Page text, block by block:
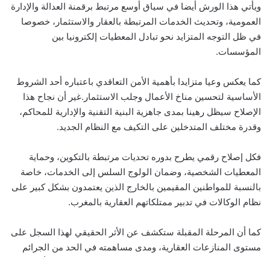
ويأتي هذا الورش أيضا في سياق أوسع مرتبط برقمنة العدالة والإدارة
العمومية، وتحديث الخدمات المرتبطة بالعقار والاستثمار، خصوصا
في ظل التوجه المتزايد نحو تبادل المعطيات إلكترونيا بين
المؤسسات.
كما يعكس وعيا متزايدا بأهمية الأمن التعاقدي باعتباره أحد الشروط
الأساسية لتحسين مناخ الأعمال وجلب الاستثمار.غير أن نجاح هذا
الإصلاح سيظل رهينا بمدى جاهزية البنية التقنية والإدارية للمحاكم،
وقدرة مختلف المتدخلين على التكيف مع النظام الجديد.
فكل إصلاح رقمي يطرح بدوره تحديات مرتبطة بالتكوين، وحماية
المعطيات الشخصية، وضمان الولوج السلس إلى الخدمات، خاصة
بالنسبة للمواطنين المقيمين بالخارج الذين يعتمدون بشكل كبير على
نظام الوكالات في تدبير ممتلكاتهم العقارية بالمغرب.
كما أن المرحلة المقبلة ستكشف عن الأثر الحقيقي لهذا السجل على
مستوى المنازعات العقارية، ومدى مساهمته في الحد من الجرائم